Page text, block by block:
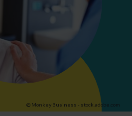
© Monkey Business - stock.adobe.com